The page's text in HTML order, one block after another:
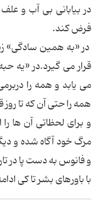
در بیابانی بی آب و
فرض کند.
در «به همین سادگی»
قرار می گیرد.در «یه
می یابد و همه را
همه را حتی آن که تا
و برای لحظاتی آن ها
مرگ خود آگاه شده و
و فانوس به دست پا در
با باورهای بشر تا کی